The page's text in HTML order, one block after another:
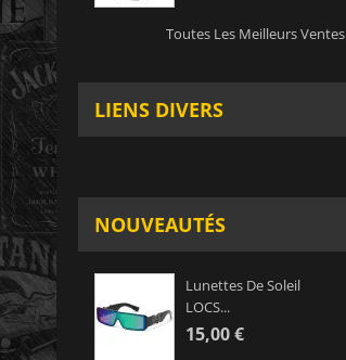
Toutes Les Meilleurs Ventes
LIENS DIVERS
NOUVEAUTÉS
Lunettes De Soleil
LOCS...
15,00 €